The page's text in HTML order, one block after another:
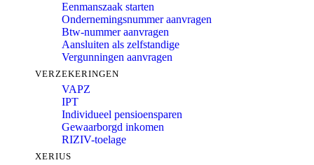
Eenmanszaak starten
Ondernemingsnummer aanvragen
Btw-nummer aanvragen
Aansluiten als zelfstandige
Vergunningen aanvragen
VERZEKERINGEN
VAPZ
IPT
Individueel pensioensparen
Gewaarborgd inkomen
RIZIV-toelage
XERIUS